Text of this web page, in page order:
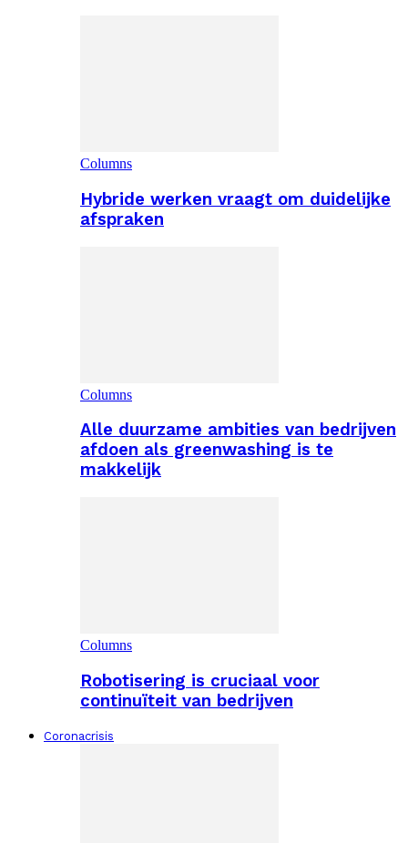
Columns
Hybride werken vraagt om duidelijke
afspraken
Columns
Alle duurzame ambities van bedrijven
afdoen als greenwashing is te
makkelijk
Columns
Robotisering is cruciaal voor
continuïteit van bedrijven
Coronacrisis